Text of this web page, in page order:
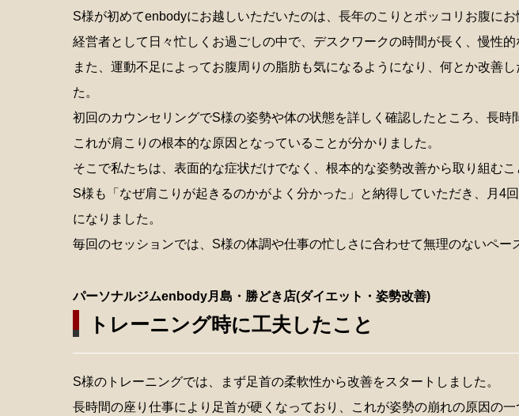
S様が初めてenbodyにお越しいただいたのは、長年のこりとポッコリお腹に
経営者として日々忙しくお過ごしの中で、デスクワークの時間が長く、慢性的
また、運動不足によってお腹周りの脂肪も気になるようになり、何とか改善
た。
初回のカウンセリングでS様の姿勢や体の状態を詳しく確認したところ、長時
これが肩こりの根本的な原因となっていることが分かりました。
そこで私たちは、表面的な症状だけでなく、根本的な姿勢改善から取り組むこ
S様も「なぜ肩こりが起きるのかがよく分かった」と納得していただき、月4
になりました。
毎回のセッションでは、S様の体調や仕事の忙しさに合わせて無理のないペー
パーソナルジムenbody月島・勝どき店(ダイエット・姿勢改善)
トレーニング時に工夫したこと
S様のトレーニングでは、まず足首の柔軟性から改善をスタートしました。
長時間の座り仕事により足首が硬くなっており、これが姿勢の崩れの原因の一